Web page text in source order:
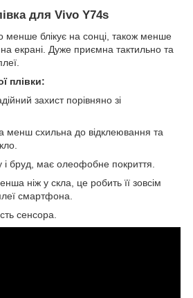
для Vivo Y74s
менше блікує на сонці, також менше
на екрані. Дуже приємна тактильно та
плівки:
захист порівняно зі
менш схильна до відклеювання та
і бруд, має олеофобне покриття.
ніж у скла, це робить її зовсім
смартфона.
сенсора.